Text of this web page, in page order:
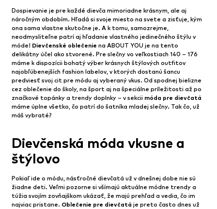
Dospievanie je pre každé dievča mimoriadne krásnym, ale aj
náročným obdobím. Hľadá si svoje miesto na svete a zisťuje, kým
ona sama vlastne skutočne je. A k tomu, samozrejme,
neodmysliteľne patrí aj hľadanie vlastného jedinečného štýlu v
móde! Dievčenské oblečenie na ABOUT YOU je na tento
delikátny účel ako stvorené. Pre slečny vo veľkostiach 140 – 176
máme k dispozícii bohatý výber krásnych štýlových outfitov
najobľúbenejších fashion labelov, v ktorých dostanú šancu
predviesť svoj cit pre módu aj vyberaný vkus. Od spodnej bielizne
cez oblečenie do školy, na šport aj na špeciálne príležitosti až po
značkové topánky a trendy doplnky – v sekcii móda pre dievčatá
máme úplne všetko, čo patrí do šatníka mladej slečny. Tak čo, už
máš vybraté?
Dievčenská móda vkusne a
štýlovo
Pokiaľ ide o módu, násťročné dievčatá už v dnešnej dobe nie sú
žiadne deti. Veľmi pozorne si všímajú aktuálne módne trendy a
túžia svojím zovňajškom ukázať, že majú prehľad a vedia, čo im
najviac pristane. Oblečenie pre dievčatá je preto často dnes už